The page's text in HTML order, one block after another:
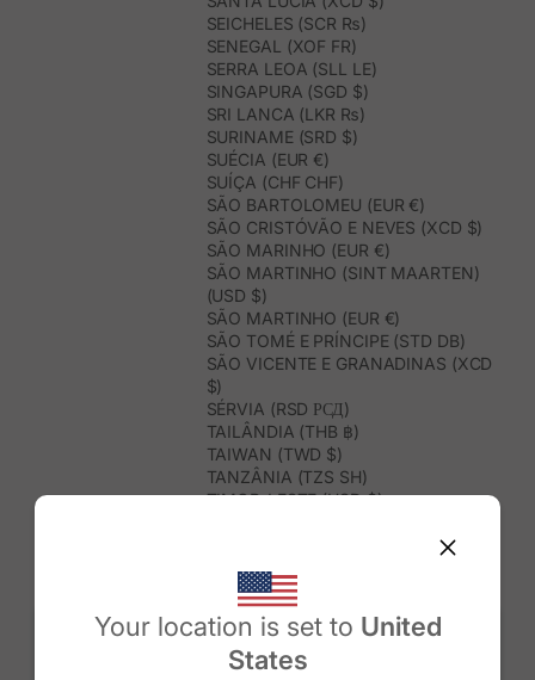
Your location is set to United
States
SEICHELES (SCR ₨)
SENEGAL (XOF FR)
SERRA LEOA (SLL LE)
SINGAPURA (SGD $)
SRI LANCA (LKR ₨)
SURINAME (SRD $)
SUÉCIA (EUR €)
SUÍÇA (CHF CHF)
SÃO BARTOLOMEU (EUR €)
SÃO CRISTÓVÃO E NEVES (XCD $)
SÃO MARINHO (EUR €)
SÃO MARTINHO (SINT MAARTEN)
(USD $)
SÃO MARTINHO (EUR €)
SÃO TOMÉ E PRÍNCIPE (STD DB)
SÃO VICENTE E GRANADINAS (XCD
$)
SÉRVIA (RSD РСД)
TAILÂNDIA (THB ฿)
TAIWAN (TWD $)
TANZÂNIA (TZS SH)
TIMOR-LESTE (USD $)
TRINDADE E TOBAGO (TTD $)
TUNÍSIA (USD $)
TURQUEMENISTÃO (USD $)
TURQUIA (TRY ₺)
TUVALU (AUD $)